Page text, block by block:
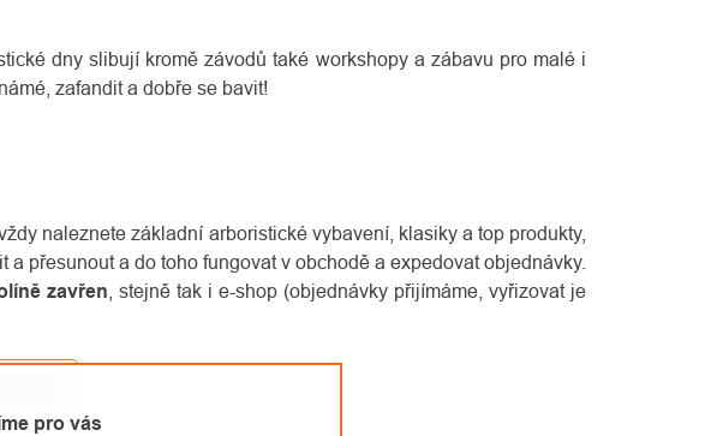
pro vás
dny slibují kromě závodů také workshopy a zábavu pro malé i
zafandit a dobře se bavit!
naleznete základní arboristické vybavení, klasiky a top produkty,
přesunout a do toho fungovat v obchodě a expedovat objednávky.
zavřen , stejně tak i e-shop (objednávky přijímáme, vyřizovat je